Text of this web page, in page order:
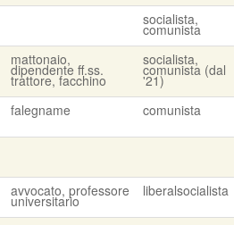
socialista,
comunista
mattonaio,
dipendente ff.ss.
trattore, facchino
socialista,
comunista (dal
'21)
falegname comunista
avvocato, professore
universitario
liberalsocialista